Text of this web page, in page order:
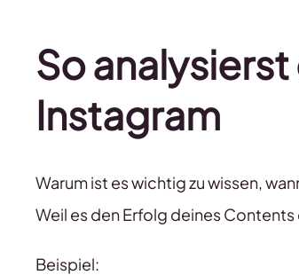
So
Instagram
Warum ist es wichtig zu wissen,
Weil es den Erfolg deines
Beispiel: